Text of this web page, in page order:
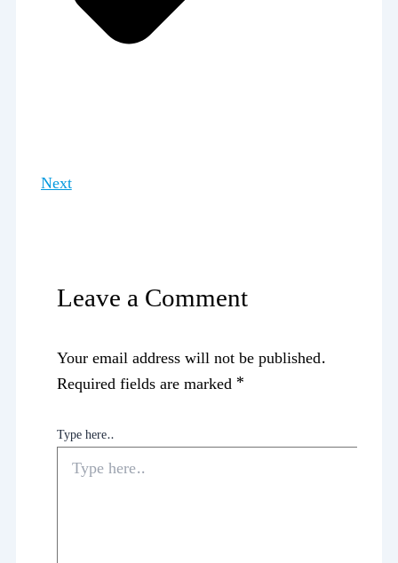
Next
Leave a Comment
Your email address will not be published.
Required fields are marked *
Type here..